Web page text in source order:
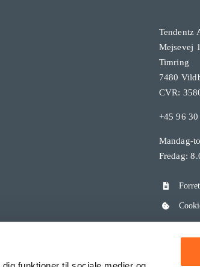
Tendentz
Mejsevej
Timring
7480
CVR:
+45 96
Mandag-
Fredag: